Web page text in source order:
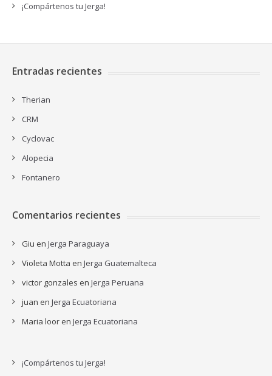
¡Compártenos tu Jerga!
Entradas recientes
Therian
CRM
Cyclovac
Alopecia
Fontanero
Comentarios recientes
Giu en Jerga Paraguaya
Violeta Motta en Jerga Guatemalteca
victor gonzales en Jerga Peruana
juan en Jerga Ecuatoriana
Maria loor en Jerga Ecuatoriana
¡Compártenos tu Jerga!